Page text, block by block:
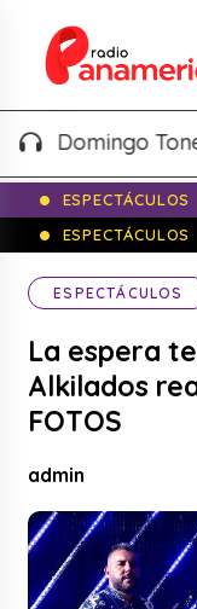
Domingo
ESPECTÁCULOS
ESPECTÁCULOS
ESPECTÁCULOS
La espera
Alkilados
FOTOS
admin